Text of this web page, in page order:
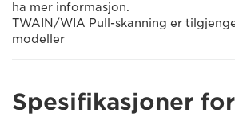
ha mer informasjon.
TWAIN/WIA Pull-skanning er
modeller
Spesifikasjoner